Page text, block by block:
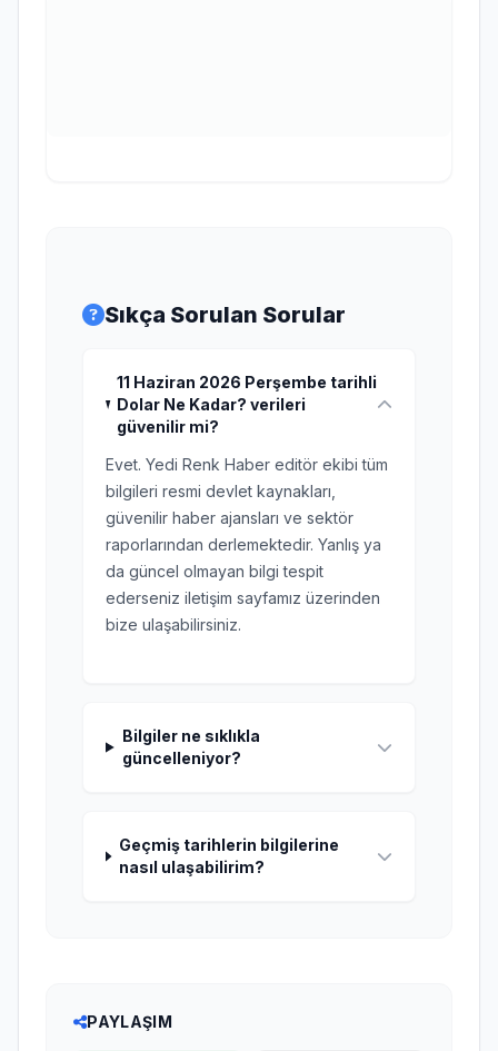
Sıkça Sorulan Sorular
11 Haziran 2026 Perşembe tarihli
Dolar Ne Kadar? verileri
güvenilir mi?
Evet. Yedi Renk Haber editör ekibi tüm
bilgileri resmi devlet kaynakları,
güvenilir haber ajansları ve sektör
raporlarından derlemektedir. Yanlış ya
da güncel olmayan bilgi tespit
ederseniz iletişim sayfamız üzerinden
bize ulaşabilirsiniz.
Bilgiler ne sıklıkla
güncelleniyor?
Geçmiş tarihlerin bilgilerine
nasıl ulaşabilirim?
PAYLAŞIM